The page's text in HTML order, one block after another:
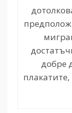
добре